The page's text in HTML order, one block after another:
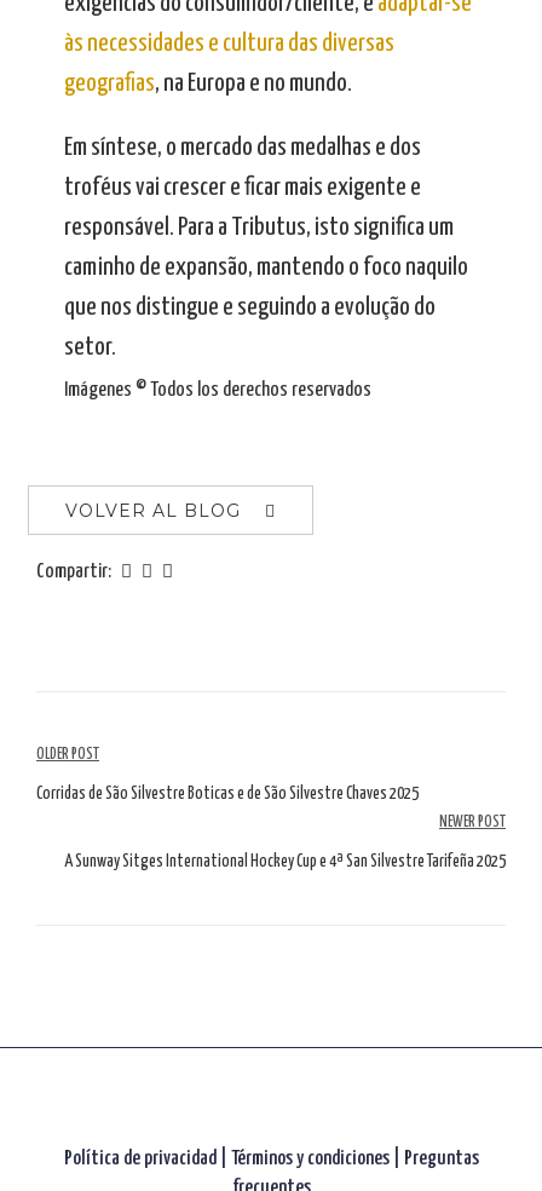
às necessidades e cultura das diversas
geografias, na Europa e no mundo.
Em síntese, o mercado das medalhas e dos
troféus vai crescer e ficar mais exigente e
responsável. Para a Tributus, isto significa um
caminho de expansão, mantendo o foco naquilo
que nos distingue e seguindo a evolução do
setor.
Imágenes © Todos los derechos reservados
VOLVER AL BLOG
Compartir:
Navegación
por
artículos
OLDER POST
Corridas de São Silvestre Boticas e de São Silvestre Chaves 2025
NEWER POST
A Sunway Sitges International Hockey Cup e 4ª San Silvestre Tarifeña 2025
Política de privacidad| Términos y condiciones |
Preguntas